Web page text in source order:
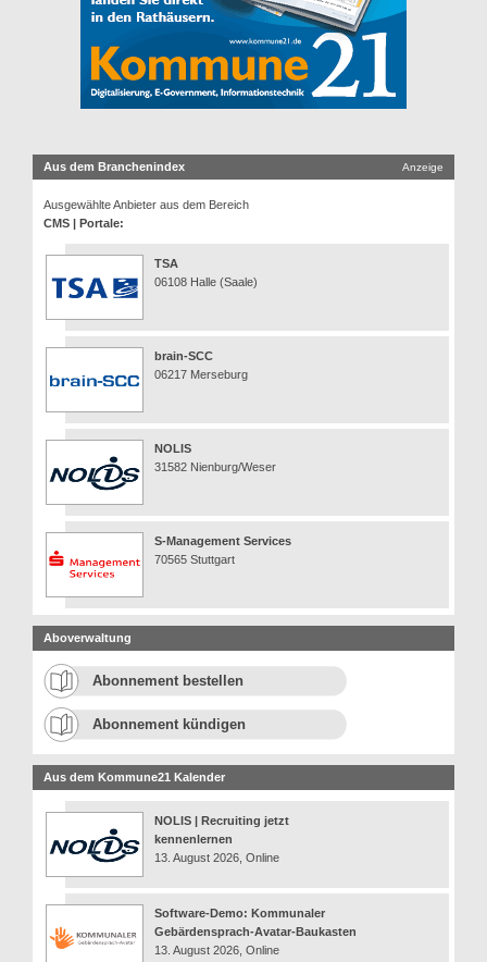
Aus dem Branchenindex Anzeige
Ausgewählte Anbieter aus dem Bereich
CMS | Portale:
TSA
06108 Halle (Saale)
brain-SCC
06217 Merseburg
NOLIS
31582 Nienburg/Weser
S-Management Services
70565 Stuttgart
Aboverwaltung
Abonnement bestellen
Abonnement kündigen
Aus dem Kommune21 Kalender
NOLIS | Recruiting jetzt
kennenlernen
13. August 2026, Online
Software-Demo: Kommunaler
Gebärdensprach-Avatar-Baukasten
13. August 2026, Online